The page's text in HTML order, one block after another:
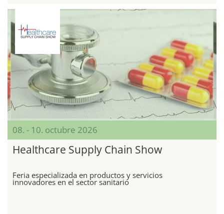
08. - 10. octubre 2026
Healthcare Supply Chain Show
Feria especializada en productos y servicios
innovadores en el sector sanitario